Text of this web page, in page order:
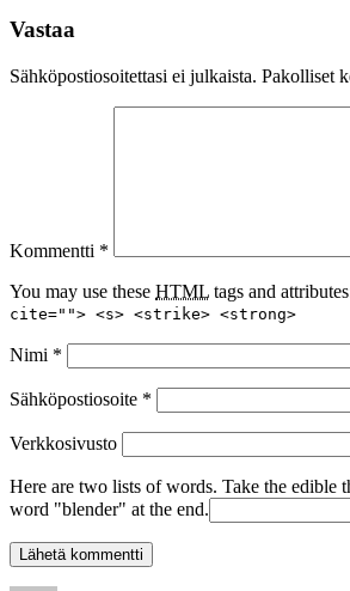
Vastaa
Sähköpostiosoitettasi ei julkaista. Pakolliset
Kommentti *
You may use these HTML tags and
cite=""> <s> <strike> <strong>
Nimi *
Sähköpostiosoite *
Verkkosivusto
Here are two lists of words. Take the edible
word "blender" at the end.